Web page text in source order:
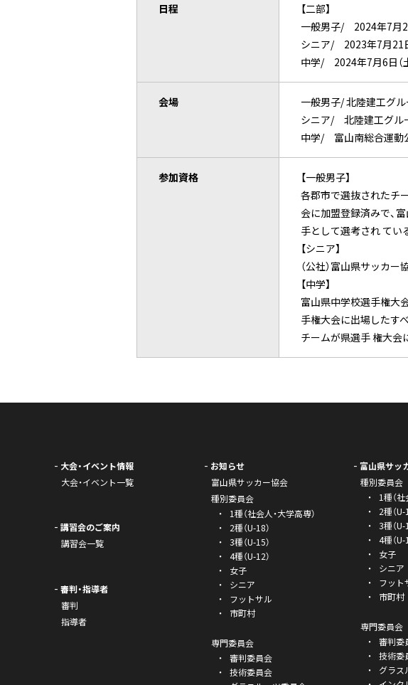
日程
【二部】
一般男子/ 2024年7月21
シニア/ 2023年7月21日
中学/ 2024年7月6日（土）
会場
一般男子/ 北陸建工グ
シニア/ 北陸建工グル
中学/ 富山南総合運動
参加資格
【一般男子】
各郡市で選抜されたチ
会に加盟登録済みで、
手として選考され てい
【シニア】
（公社）富山県サッカ
【中学】
富山県中学校選手権大
手権大会に出場したす
チームが県選手 権大会
大会・イベント情報
大会・イベント一覧
講習会のご案内
講習会一覧
審判・指導者
審判
指導者
お知らせ
富山県サッカー協会
種別委員会
1種（社会人・大学高専）
2種（U-18）
3種（U-15）
4種（U-12）
女子
シニア
フットサル
市町村
専門委員会
審判委員会
技術委員会
富山県サッ
種別委員会
1種（社
2種（U-
3種（U-
4種（U-
女子
シニア
フット
市町村
専門委員会
審判委
技術委
グラス